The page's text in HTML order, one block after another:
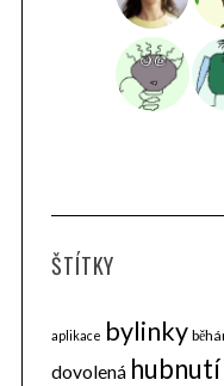
ŠTÍTKY
aplikace bylinky
dovolená hubnutí